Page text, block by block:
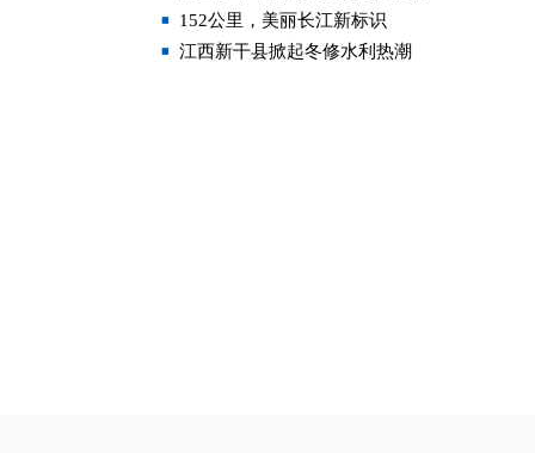
152公里，美丽长江新标识
江西新干县掀起冬修水利热潮